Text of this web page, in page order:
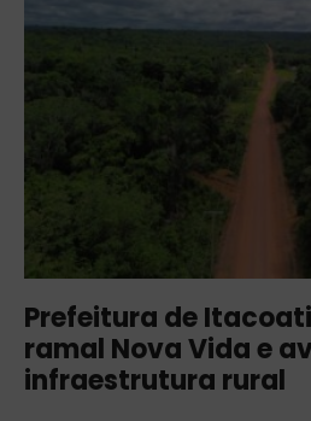
Prefeitura de
ramal Nova Vida e
infraestrutura rural